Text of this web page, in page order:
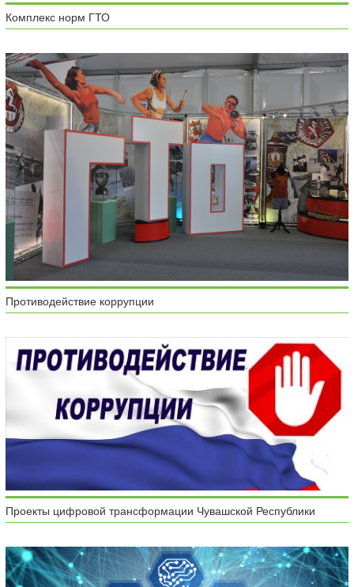
Комплекс норм ГТО
Противодействие коррупции
Проекты цифровой трансформации Чувашской Республики